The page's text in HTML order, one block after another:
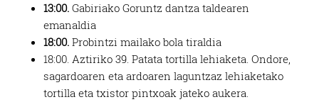
13:00. Gabiriako Goruntz dantza taldearen
emanaldia
18:00. Probintzi mailako bola tiraldia
18:00. Aztiriko 39. Patata tortilla lehiaketa. Ondore,
sagardoaren eta ardoaren laguntzaz lehiaketako
tortilla eta txistor pintxoak jateko aukera.